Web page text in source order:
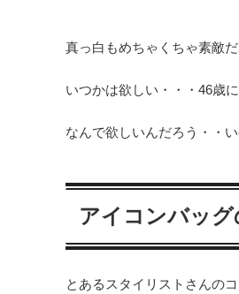
真っ白もめちゃくちゃ素敵だ
いつかは欲しい・・・46歳
なんで欲しいんだろう・・
アイコンバッグ
とあるスタイリストさんの